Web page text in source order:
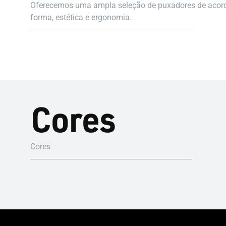
Oferecemos uma ampla seleção de puxadores de
forma, estética e ergonomia.
Cores
Cores